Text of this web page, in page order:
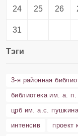
24 25 26
31
Тэги
3-я районная
библиотека им. а. п.
црб им. а.с. пушкина
интенсив
проект